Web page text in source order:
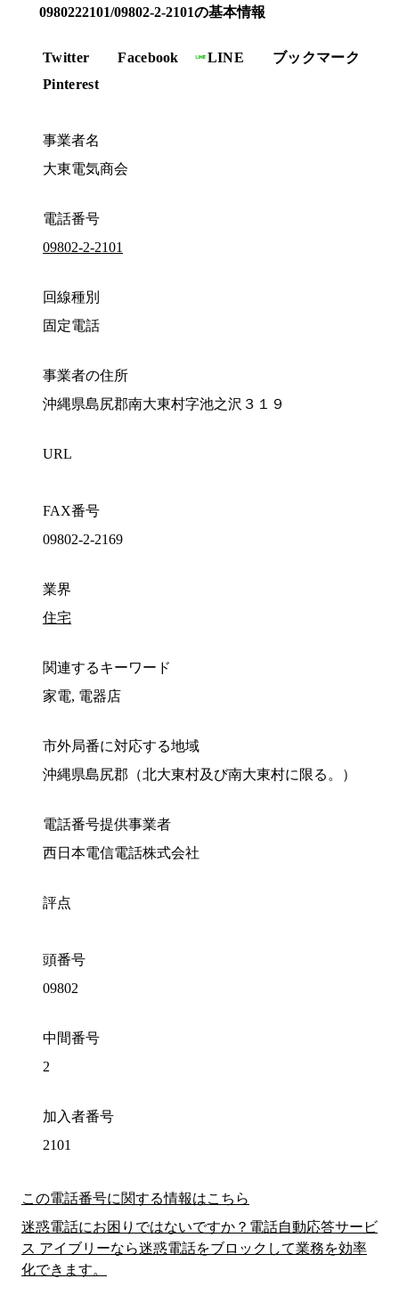
0980222101/09802-2-2101の基本情報
Twitter Facebook LINE
ブックマーク
Pinterest
事業者名
大東電気商会
電話番号
09802-2-2101
回線種別
固定電話
事業者の住所
沖縄県島尻郡南大東村字池之沢３１９
URL
FAX番号
09802-2-2169
業界
住宅
関連するキーワード
家電, 電器店
市外局番に対応する地域
沖縄県島尻郡（北大東村及び南大東村に限る。）
電話番号提供事業者
西日本電信電話株式会社
評点
頭番号
09802
中間番号
2
加入者番号
2101
この電話番号に関する情報はこちら
迷惑電話にお困りではないですか？電話自動応答サービ
ス アイブリーなら迷惑電話をブロックして業務を効率
化できます。